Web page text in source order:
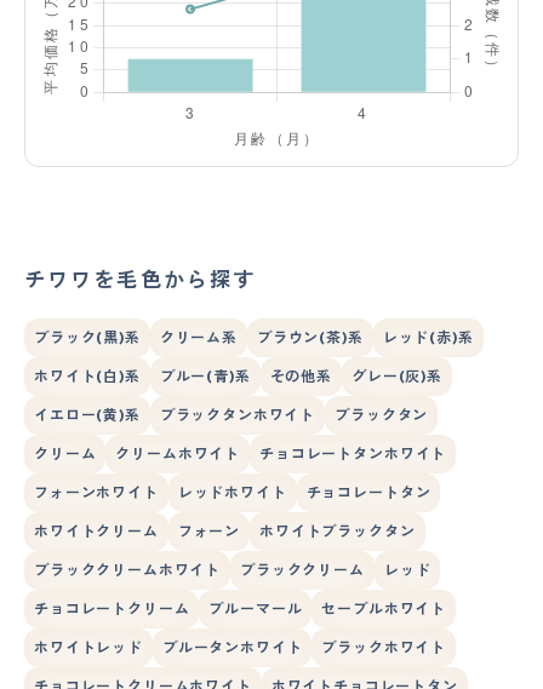
チワワを毛色から探す
ブラック(黒)系 クリーム系 ブラウン(茶)系 レッド(赤)系
ホワイト(白)系 ブルー(青)系 その他系 グレー(灰)系
イエロー(黄)系 ブラックタンホワイト ブラックタン
クリーム クリームホワイト チョコレートタンホワイト
フォーンホワイト レッドホワイト チョコレートタン
ホワイトクリーム フォーン ホワイトブラックタン
ブラッククリームホワイト ブラッククリーム レッド
チョコレートクリーム ブルーマール セーブルホワイト
ホワイトレッド ブルータンホワイト ブラックホワイト